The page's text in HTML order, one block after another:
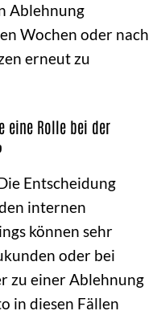
Ablehnung
Wochen oder nach
erneut zu
eine Rolle bei der
Entscheidung
internen
können sehr
oder bei
zu einer Ablehnung
in diesen Fällen